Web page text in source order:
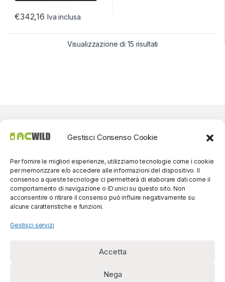
Gestisci Consenso Cookie
Per fornire le migliori esperienze, utilizziamo tecnologie come i cookie
per memorizzare e/o accedere alle informazioni del dispositivo. Il
consenso a queste tecnologie ci permetterà di elaborare dati come il
comportamento di navigazione o ID unici su questo sito. Non
acconsentire o ritirare il consenso può influire negativamente su
alcune caratteristiche e funzioni.
Gestisci servizi
Accetta
Nega
€342,16 Iva inclusa
Visualizzazione di 15 risultati
disponibili!